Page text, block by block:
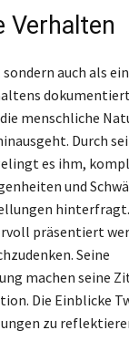
Verhalten
auch als ein
menschliche
Durch
es ihm,
und
präsentiert
Seine
machen seine
Die Einblicke
zu